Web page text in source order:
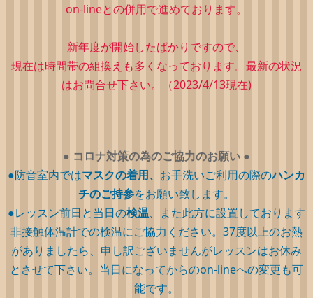
on-lineとの併用で進めております。
新年度が開始したばかりですので、
現在は時間帯の組換えも多くなっております。最新の状況
はお問合せ下さい。（2023/4/13現在)
● コロナ対策の為のご協力のお願い ●
●防音室内ではマスクの着用、 お手洗いご利用の際のハンカ
チのご持参をお願い致します。
●レッスン前日と当日の検温、また此方に設置しております
非接触体温計での検温にご協力ください。37度以上のお熱
がありましたら、申し訳ございませんがレッスンはお休み
とさせて下さい。当日になってからのon-lineへの変更も可
能です。